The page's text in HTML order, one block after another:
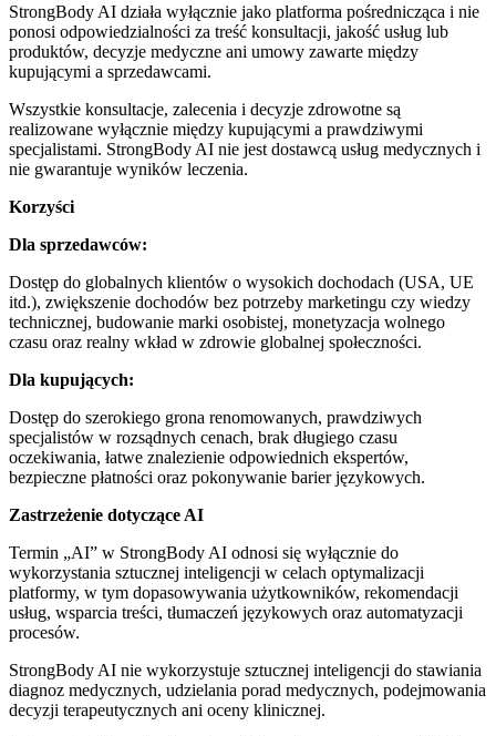
StrongBody AI działa wyłącznie jako platforma pośrednicząca i nie
ponosi odpowiedzialności za treść konsultacji, jakość usług lub
produktów, decyzje medyczne ani umowy zawarte między
kupującymi a sprzedawcami.
Wszystkie konsultacje, zalecenia i decyzje zdrowotne są
realizowane wyłącznie między kupującymi a prawdziwymi
specjalistami. StrongBody AI nie jest dostawcą usług medycznych i
nie gwarantuje wyników leczenia.
Korzyści
Dla sprzedawców:
Dostęp do globalnych klientów o wysokich dochodach (USA, UE
itd.), zwiększenie dochodów bez potrzeby marketingu czy wiedzy
technicznej, budowanie marki osobistej, monetyzacja wolnego
czasu oraz realny wkład w zdrowie globalnej społeczności.
Dla kupujących:
Dostęp do szerokiego grona renomowanych, prawdziwych
specjalistów w rozsądnych cenach, brak długiego czasu
oczekiwania, łatwe znalezienie odpowiednich ekspertów,
bezpieczne płatności oraz pokonywanie barier językowych.
Zastrzeżenie dotyczące AI
Termin „AI” w StrongBody AI odnosi się wyłącznie do
wykorzystania sztucznej inteligencji w celach optymalizacji
platformy, w tym dopasowywania użytkowników, rekomendacji
usług, wsparcia treści, tłumaczeń językowych oraz automatyzacji
procesów.
StrongBody AI nie wykorzystuje sztucznej inteligencji do stawiania
diagnoz medycznych, udzielania porad medycznych, podejmowania
decyzji terapeutycznych ani oceny klinicznej.